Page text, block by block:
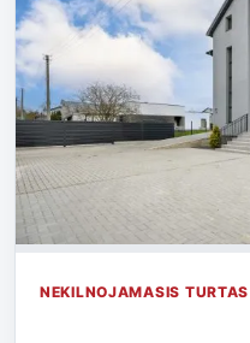
NEKILNOJAMASIS